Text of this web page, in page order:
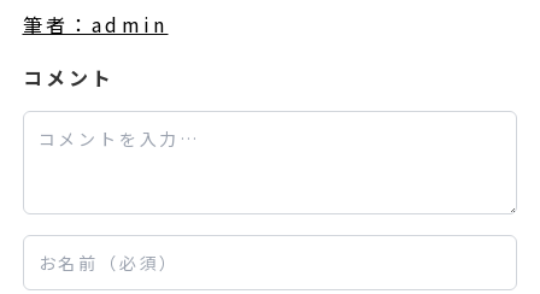
筆者：admin
コメント
コメント
お名前